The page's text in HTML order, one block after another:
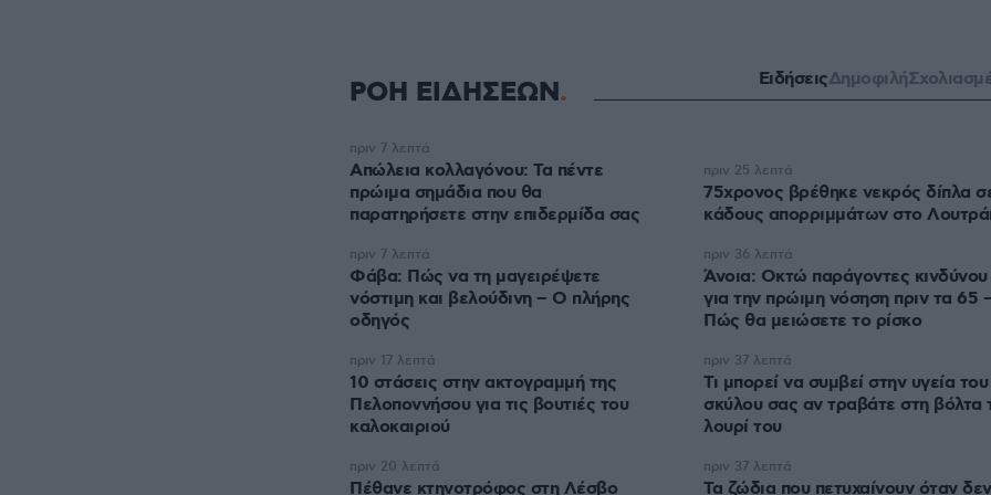
ΡΟΗ ΕΙΔΗΣΕΩΝ ΕιδήσειςΔημοφιλή
Απώλεια κολλαγόνου: Τα πέντε
πρώιμα σημάδια που θα
παρατηρήσετε στην επιδερμίδα σας
πριν 7 λεπτά
Φάβα: Πώς να τη μαγειρέψετε
νόστιμη και βελούδινη – Ο πλήρης
οδηγός
πριν 7 λεπτά
10 στάσεις στην ακτογραμμή της
Πελοποννήσου για τις βουτιές του
καλοκαιριού
πριν 17 λεπτά
Πέθανε κτηνοτρόφος στη Λέσβο
πριν 20 λεπτά
75χρονος βρέθηκε νεκρός δίπλα
κάδους απορριμμάτων στο
πριν 25 λεπτά
Άνοια: Οκτώ παράγοντες κινδύνου
για την πρώιμη νόσηση πριν τα 65
Πώς θα μειώσετε το ρίσκο
πριν 36 λεπτά
Τι μπορεί να συμβεί στην υγεία του
σκύλου σας αν τραβάτε στη βόλτα
λουρί του
πριν 37 λεπτά
Τα ζώδια που πετυχαίνουν όταν δεν
πριν 37 λεπτά